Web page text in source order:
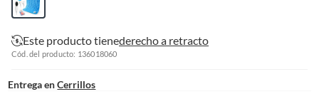
Este producto tienederecho a retracto
Cód. del producto: 136018060
Entrega en Cerrillos